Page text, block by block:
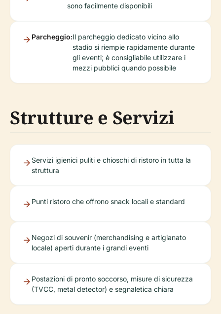
sono facilmente disponibili
Parcheggio:Il parcheggio dedicato vicino allo
stadio si riempie rapidamente durante
gli eventi; è consigliabile utilizzare i
mezzi pubblici quando possibile
Strutture e Servizi
Servizi igienici puliti e chioschi di ristoro in tutta la
struttura
Punti ristoro che offrono snack locali e standard
Negozi di souvenir (merchandising e artigianato
locale) aperti durante i grandi eventi
Postazioni di pronto soccorso, misure di sicurezza
(TVCC, metal detector) e segnaletica chiara